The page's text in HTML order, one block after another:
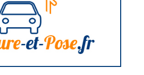
à Garnay
à Saint-Lubin-de-la-Haye
à Marville-Moutiers-Brûlé
à Saint-Arnoult-des-Bois
à Saint-Aubin-des-Bois
à Goussainville